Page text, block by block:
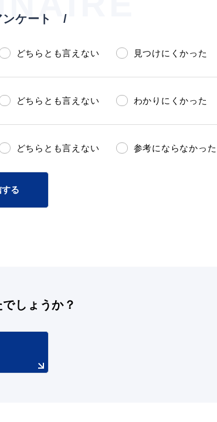
ケート
どちらとも言えない 見つけにくかった
どちらとも言えない わかりにくかった
どちらとも言えない 参考にならなかった
る
しょうか？